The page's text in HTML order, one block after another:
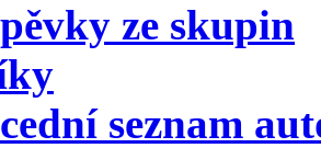
ze skupin
seznam